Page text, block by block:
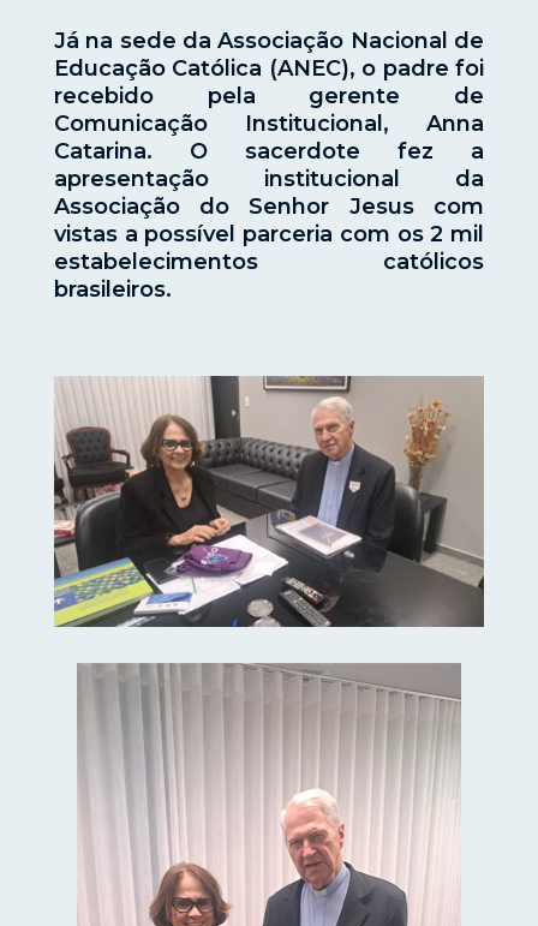
Já na sede da Associação Nacional de
Educação Católica (ANEC), o padre foi
recebido pela gerente de
Comunicação Institucional, Anna
Catarina. O sacerdote fez a
apresentação institucional da
Associação do Senhor Jesus com
vistas a possível parceria com os 2 mil
estabelecimentos católicos
brasileiros.